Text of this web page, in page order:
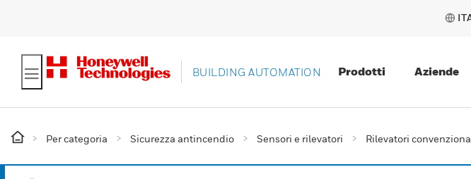
BUILDING AUTOMATION Prodotti Aziende
Per categoria Sicurezza antincendio Sensori e rilevatori Rilevatori